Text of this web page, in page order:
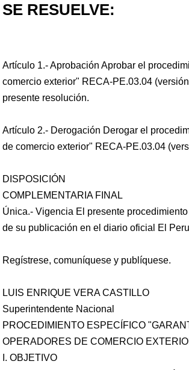
SE RESUELVE:
Artículo 1.- Aprobación Aprobar el
comercio exterior" RECA-PE.03.04
presente resolución.
Artículo 2.- Derogación Derogar el
de comercio exterior" RECA-PE.03.04
DISPOSICIÓN
COMPLEMENTARIA FINAL
Única.- Vigencia El presente
de su publicación en el diario oficial El
Regístrese, comuníquese y publíquese.
LUIS ENRIQUE VERA CASTILLO
Superintendente Nacional
PROCEDIMIENTO ESPECÍFICO
OPERADORES DE COMERCIO
I. OBJETIVO